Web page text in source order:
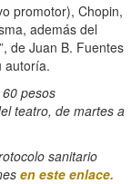
promotor), Chopin,
además del
de Juan B. Fuentes
autoría.
pesos
teatro, de martes a
sanitario
en este enlace.